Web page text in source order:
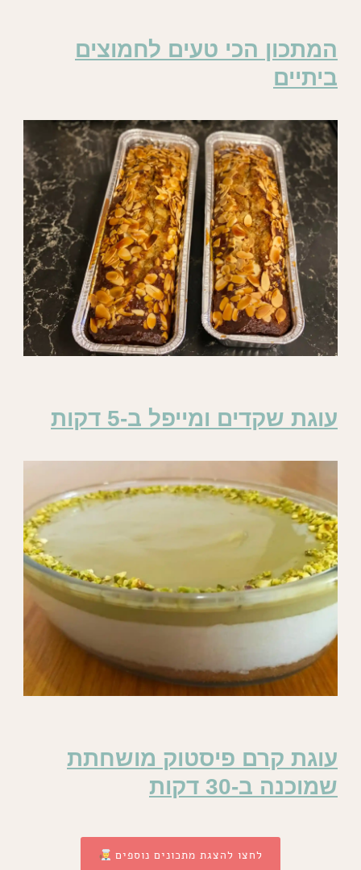
המתכון הכי טעים לחמוצים
ביתיים
עוגת שקדים ומייפל ב-5 דקות
עוגת קרם פיסטוק מושחתת
שמוכנה ב-30 דקות
לחצו להצגת מתכונים נוספים